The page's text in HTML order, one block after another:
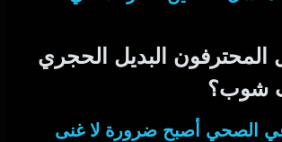
المحترفون البديل الحجري
شوب؟
الصحي أصبح ضرورة لا غنى